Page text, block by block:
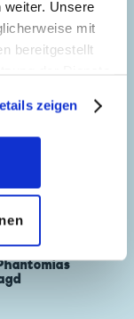
weiter. Unsere
mit
bereitgestellt
zeigen